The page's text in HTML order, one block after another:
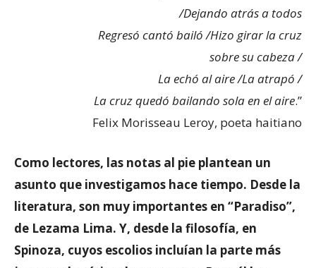
/Dejando atrás a todos
Regresó cantó bailó /Hizo girar la cruz
sobre su cabeza /
La echó al aire /La atrapó /
La cruz quedó bailando sola en el aire.”
Felix Morisseau Leroy, poeta haitiano
Como lectores, las notas al pie plantean un
asunto que investigamos hace tiempo. Desde la
literatura, son muy importantes en “Paradiso”,
de Lezama Lima. Y, desde la filosofía, en
Spinoza, cuyos escolios incluían la parte más